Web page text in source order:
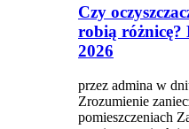
Czy
robią różnicę?
2026
przez admina w
Zrozumienie
pomieszczeniach